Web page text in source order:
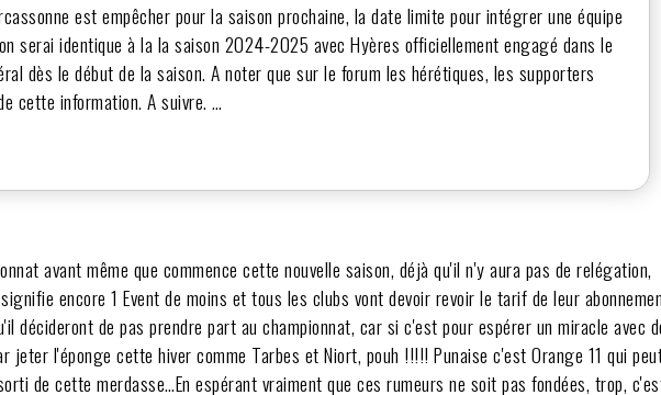
est empêcher pour la saison prochaine, la date limite pour intégrer une équipe
serai identique à la la saison 2024-2025 avec Hyères officiellement engagé dans le
dès le début de la saison. A noter que sur le forum les hérétiques, les supporters
cette information. A suivre. …
avant même que commence cette nouvelle saison, déjà qu'il n'y aura pas de relégation,
encore 1 Event de moins et tous les clubs vont devoir revoir le tarif de leur
décideront de pas prendre part au championnat, car si c'est pour espérer un miracle avec
jeter l'éponge cette hiver comme Tarbes et Niort, pouh !!!!! Punaise c'est Orange 11 qui
de cette merdasse…En espérant vraiment que ces rumeurs ne soit pas fondées, trop,